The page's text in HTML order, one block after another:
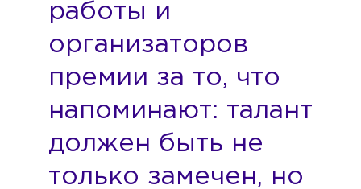
работы и
организаторов
премии за то, что
напоминают: талант
должен быть не
только замечен, но